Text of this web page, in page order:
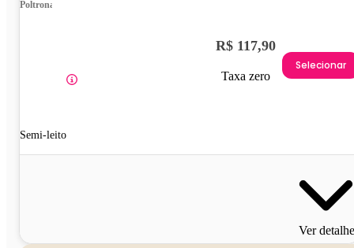
Poltrona
Semi-leito
R$ 117,90
Taxa zero
Selecionar
Ver